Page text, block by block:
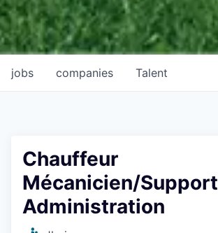
jobs companies Talent
Chauffeur
Mécanicien/Support
Administration